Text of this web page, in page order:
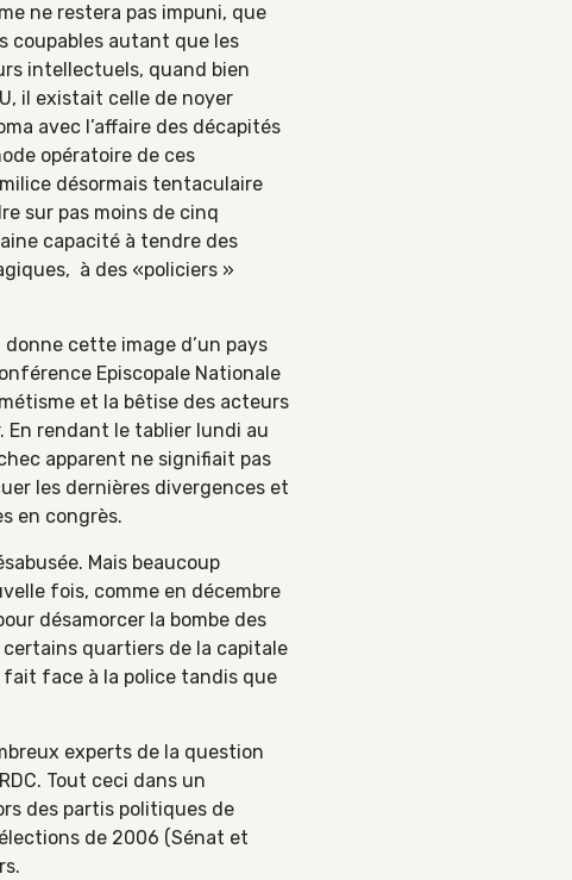
ne restera pas impuni, que
coupables autant que les
intellectuels, quand bien
il existait celle de noyer
avec l’affaire des décapités
opératoire de ces
désormais tentaculaire
sur pas moins de cinq
capacité à tendre des
à des «policiers »
cette image d’un pays
Episcopale Nationale
et la bêtise des acteurs
En rendant le tablier lundi au
apparent ne signifiait pas
les dernières divergences et
en congrès.
Mais beaucoup
fois, comme en décembre
désamorcer la bombe des
quartiers de la capitale
fait face à la police tandis que
experts de la question
Tout ceci dans un
des partis politiques de
de 2006 (Sénat et